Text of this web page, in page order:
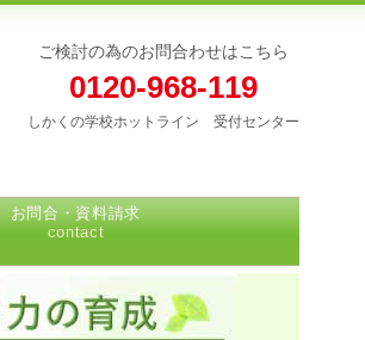
ご検討の為のお問合わせはこちら
0120-968-119
しかくの学校ホットライン 受付センター
お問合・資料請求
contact